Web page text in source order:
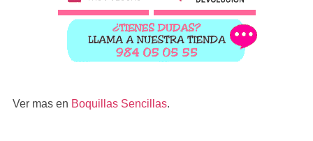
Ver mas en Boquillas Sencillas.